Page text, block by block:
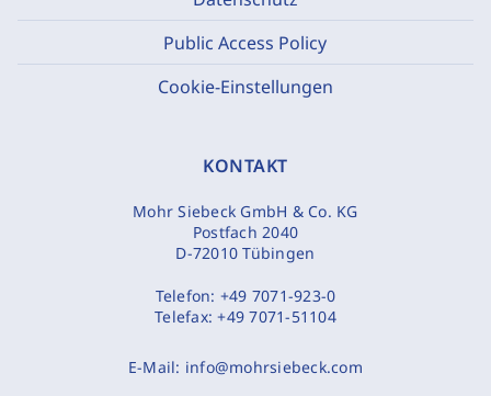
Public Access Policy
Cookie-Einstellungen
KONTAKT
Mohr Siebeck GmbH & Co. KG
Postfach 2040
D-72010 Tübingen
Telefon: +49 7071-923-0
Telefax:+49 7071-51104
E-Mail: info@mohrsiebeck.com